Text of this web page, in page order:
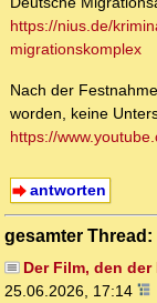
https://nius.de/
migrationskomplex
Nach der
worden, keine
https://
antworten
gesamter Thread:
Der Film, den
25.06.2026, 17:14